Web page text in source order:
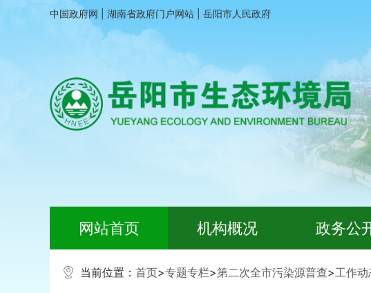
中国政府网 湖南省政府门户网站 岳阳市人民政府
网站首页 机构概况 政务公
当前位置： 首页>专题专栏>第二次全市污染源普查>工作动